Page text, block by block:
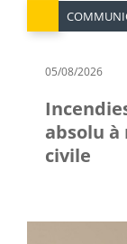
05/08/2026
absolu à
civile